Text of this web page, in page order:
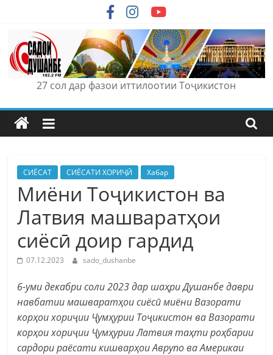
content
27 сол дар фазои иттилоотии Тоҷикистон
СИЁСАТ СИЁСАТИ ХОРИҶӢ Хабар
Миёни Тоҷикистон ва
Латвия машваратҳои
сиёсӣ доир гардид
07.12.2023 sado_dushanbe
6-уми декабри соли 2023 дар шаҳри Душанбе даври
навбатии машваратҳои сиёсӣ миёни Вазорати
корҳои хориҷии Ҷумҳурии Тоҷикистон ва Вазорати
корҳои хориҷии Ҷумҳурии Латвия таҳти роҳбарии
сардори раёсати кишварҳои Аврупо ва Америкаи